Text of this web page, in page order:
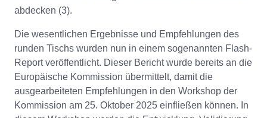
abdecken (3).
Die wesentlichen Ergebnisse und Empfehlungen des
runden Tischs wurden nun in einem sogenannten Flash-
Report veröffentlicht. Dieser Bericht wurde bereits an die
Europäische Kommission übermittelt, damit die
ausgearbeiteten Empfehlungen in den Workshop der
Kommission am 25. Oktober 2025 einfließen können. In